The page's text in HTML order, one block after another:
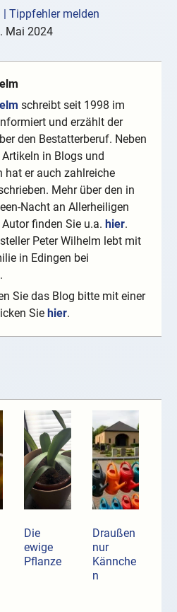
| Tippfehler melden
Mai 2024
schreibt seit 1998 im
und erzählt der
den Bestatterberuf. Neben
in Blogs und
hat er auch zahlreiche
Mehr über den in
Nacht an Allerheiligen
finden Sie u.a. hier.
Peter Wilhelm lebt mit
in Edingen bei
Sie das Blog bitte mit einer
Sie hier.
Die
ewige
Pflanze
Draußen
nur
Kännche
n